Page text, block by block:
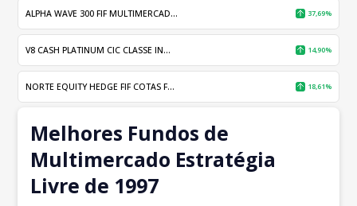
ALPHA WAVE 300 FIF MULTIMERCAD... 37,69%
V8 CASH PLATINUM CIC CLASSE IN... 14,90%
NORTE EQUITY HEDGE FIF COTAS F... 18,61%
Melhores Fundos de
Multimercado Estratégia
Livre de 1997